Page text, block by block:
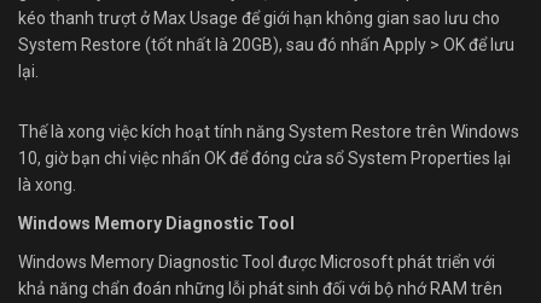
kéo thanh trượt ở Max Usage để giới hạn không gian sao lưu cho
System Restore (tốt nhất là 20GB), sau đó nhấn Apply > OK để lưu
lại.
Thế là xong việc kích hoạt tính năng System Restore trên Windows
10, giờ bạn chỉ việc nhấn OK để đóng cửa sổ System Properties lại
là xong.
Windows Memory Diagnostic Tool
Windows Memory Diagnostic Tool được Microsoft phát triển với
khả năng chẩn đoán những lỗi phát sinh đối với bộ nhớ RAM trên